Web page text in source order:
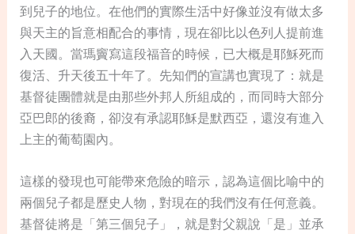
到兒子的地位。在他們的實際生活中好像並沒有做太多
與天主的旨意相配合的事情，現在卻比以色列人提前進
入天國。當瑪竇寫這段福音的時候，已大概是耶穌死而
復活、升天後五十年了。先知們的宣講也實現了：就是
基督徒團體就是由那些外邦人所組成的，而同時大部分
亞巴郎的後裔，卻沒有承認耶穌是默西亞，還沒有進入
上主的葡萄園內。
這樣的發現也可能帶來危險的暗示，認為這個比喻中的
兩個兒子都是歷史人物，對現在的我們沒有任何意義。
基督徒將是「第三個兒子」，就是對父親說「是」並承